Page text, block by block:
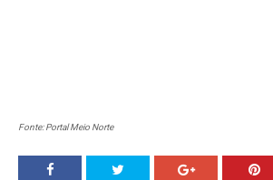
Fonte: Portal Meio Norte